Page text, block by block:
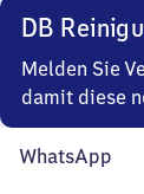
DB
Melden Sie
damit diese
WhatsApp